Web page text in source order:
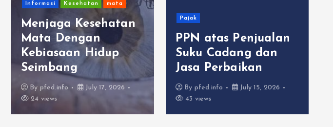
Informasi Kesehatan mata
Menjaga Kesehatan
Mata Dengan
Kebiasaan Hidup
Seimbang
By pfed.info
July 17, 2026
24 views
Pajak
PPN atas Penjualan
Suku Cadang dan
Jasa Perbaikan
By pfed.info
July 15, 2026
43 views